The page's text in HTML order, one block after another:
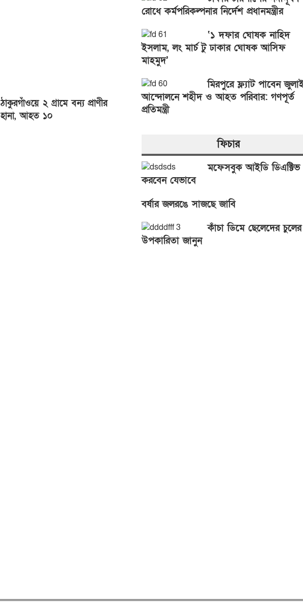
ঠাকুরগাঁওয়ে ২ গ্রামে বন্য প্রাণীর
হানা, আহত ১০
রোধে কর্মপরিকল্পনার নির্দেশ প্রধানমন্ত্রীর
‘১ দফার ঘোষক নাহিদ
ইসলাম, লং মার্চ টু ঢাকার ঘোষক আসিফ
মাহমুদ’
মিরপুরে ফ্ল্যাট পাবেন
আন্দোলনে শহীদ ও আহত পরিবার: গণপূর্ত
প্রতিমন্ত্রী
ফিচার
মফেসবুক আইডি ডিএক্টিভ
করবেন যেভাবে
বর্ষার জলরঙে সাজছে জাবি
কাঁচা ডিমে ছেলেদের চুলের
উপকারিতা জানুন